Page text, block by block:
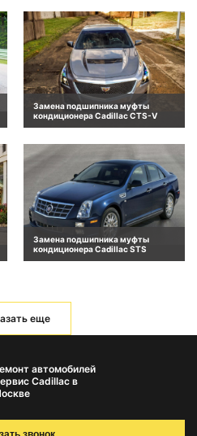
Замена подшипника муфты
кондиционера Cadillac CTS-V
Замена подшипника муфты
кондиционера Cadillac STS
еще
автомобилей
Cadillac в